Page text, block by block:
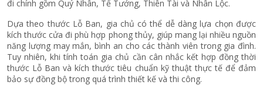
đi chính gồm Quý Nhân, Tể Tướng, Thiên Tài và Nhân Lộc.
Dựa theo thước Lỗ Ban, gia chủ có thể dễ dàng lựa chọn được
kích thước cửa đi phù hợp phong thủy, giúp mang lại nhiều nguồn
năng lượng may mắn, bình an cho các thành viên trong gia đình.
Tuy nhiên, khi tính toán gia chủ cần cân nhắc kết hợp đồng thời
thước Lỗ Ban và kích thước tiêu chuẩn kỹ thuật thực tế để đảm
bảo sự đồng bộ trong quá trình thiết kế và thi công.